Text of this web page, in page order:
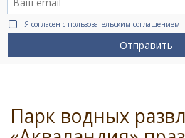
BCN life
Сервис на немецком
Я согласен с пользовательским соглашением
Отправить
Парк водных